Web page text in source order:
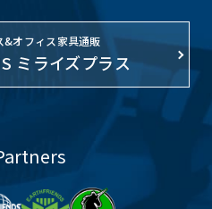
&オフィス家具通販
ミライズプラス